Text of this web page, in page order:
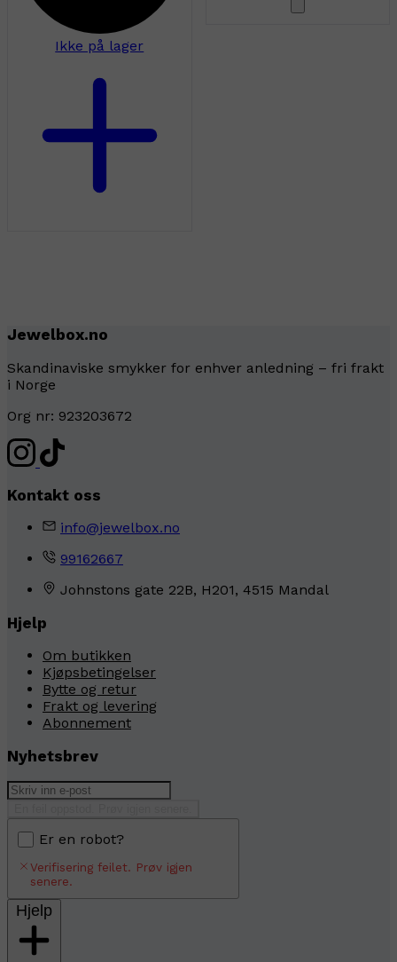
Ikke på lager
Jewelbox.no
Skandinaviske smykker for enhver anledning – fri frakt
i Norge
Org nr: 923203672
Kontakt oss
info@jewelbox.no
99162667
Johnstons gate 22B, H201, 4515 Mandal
Hjelp
Om butikken
Kjøpsbetingelser
Bytte og retur
Frakt og levering
Abonnement
Nyhetsbrev
Er en robot?
Verifisering feilet. Prøv igjen
senere.
Hjelp